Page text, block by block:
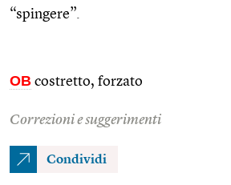
“spingere”.
OB costretto, forzato
Correzioni e suggerimenti
Condividi